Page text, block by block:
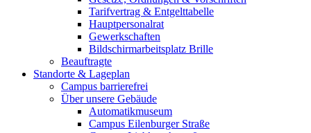
Tarifvertrag & Entgelttabelle
Hauptpersonalrat
Gewerkschaften
Bildschirmarbeitsplatz Brille
Beauftragte
Standorte & Lageplan
Campus barrierefrei
Über unsere Gebäude
Automatikmuseum
Campus Eilenburger Straße